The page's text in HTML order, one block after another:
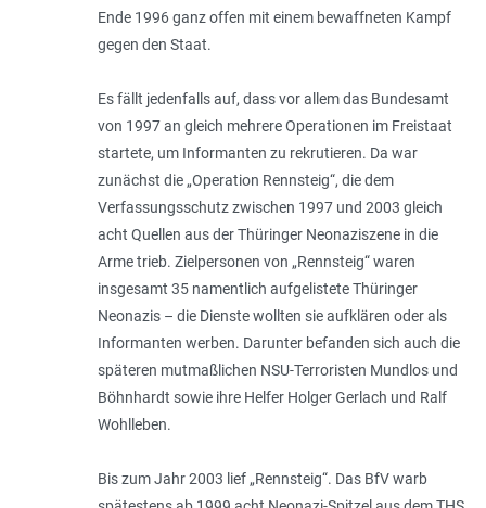
Ende 1996 ganz offen mit einem bewaffneten Kampf
gegen den Staat.
Es fällt jedenfalls auf, dass vor allem das Bundesamt
von 1997 an gleich mehrere Operationen im Freistaat
startete, um Informanten zu rekrutieren. Da war
zunächst die „Operation Rennsteig“, die dem
Verfassungsschutz zwischen 1997 und 2003 gleich
acht Quellen aus der Thüringer Neonaziszene in die
Arme trieb. Zielpersonen von „Rennsteig“ waren
insgesamt 35 namentlich aufgelistete Thüringer
Neonazis – die Dienste wollten sie aufklären oder als
Informanten werben. Darunter befanden sich auch die
späteren mutmaßlichen NSU-Terroristen Mundlos und
Böhnhardt sowie ihre Helfer Holger Gerlach und Ralf
Wohlleben.
Bis zum Jahr 2003 lief „Rennsteig“. Das BfV warb